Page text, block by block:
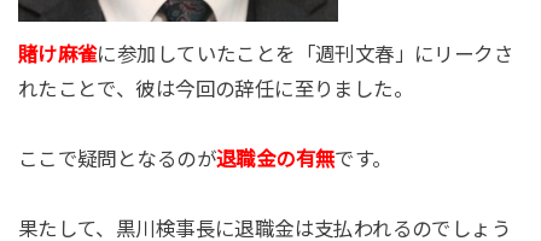
賭け麻雀に参加していたことを「週刊文春」にリークさ
れたことで、彼は今回の辞任に至りました。
ここで疑問となるのが退職金の有無です。
果たして、黒川検事長に退職金は支払われるのでしょう